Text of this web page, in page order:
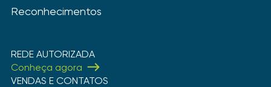
Reconhecimentos
REDE AUTORIZADA
Conheça agora
VENDAS E CONTATOS